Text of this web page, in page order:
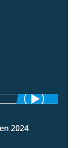
2024